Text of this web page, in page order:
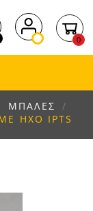
0
ΜΠΑΛΕΣ
ΗΧΟ IPTS